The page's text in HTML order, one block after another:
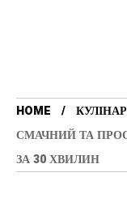
HOME
СМАЧНИЙ ТА
ЗА 30 ХВИЛИН